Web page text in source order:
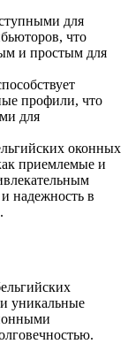
для
что
и простым для
профили, что
для
оконных
приемлемые и
надежность в
уникальные